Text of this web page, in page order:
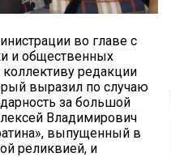
во главе с
и общественных
редакции
выразил по случаю
за большой
Владимирович
выпущенный в
реликвией, и